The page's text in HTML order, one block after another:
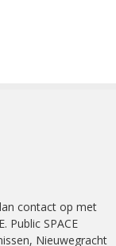
contact op met
Public SPACE
Nieuwegracht